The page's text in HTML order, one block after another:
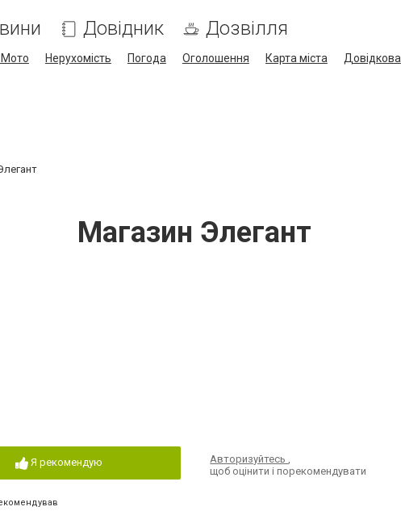
Довідник Дозвілля
Нерухомість Погода Оголошення Карта міста Довідкова
Магазин Элегант
Я рекомендую Авторизуйтесь,
щоб оцінити і порекомендувати